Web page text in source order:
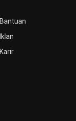
Bantuan
Iklan
Karir